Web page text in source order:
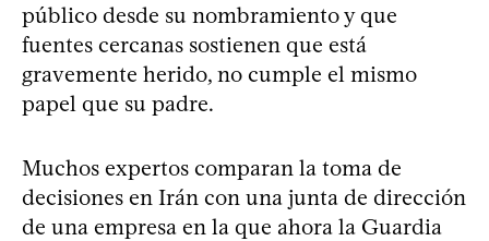
público desde su nombramiento y que
fuentes cercanas sostienen que está
gravemente herido, no cumple el mismo
papel que su padre.
Muchos expertos comparan la toma de
decisiones en Irán con una junta de dirección
de una empresa en la que ahora la Guardia